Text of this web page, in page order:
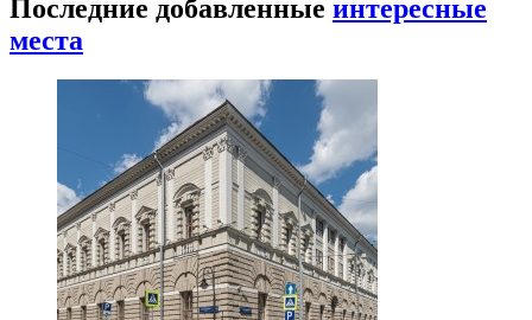
Последние добавленные интересные
места